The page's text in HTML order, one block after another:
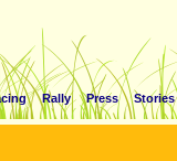
Rally Press Stories